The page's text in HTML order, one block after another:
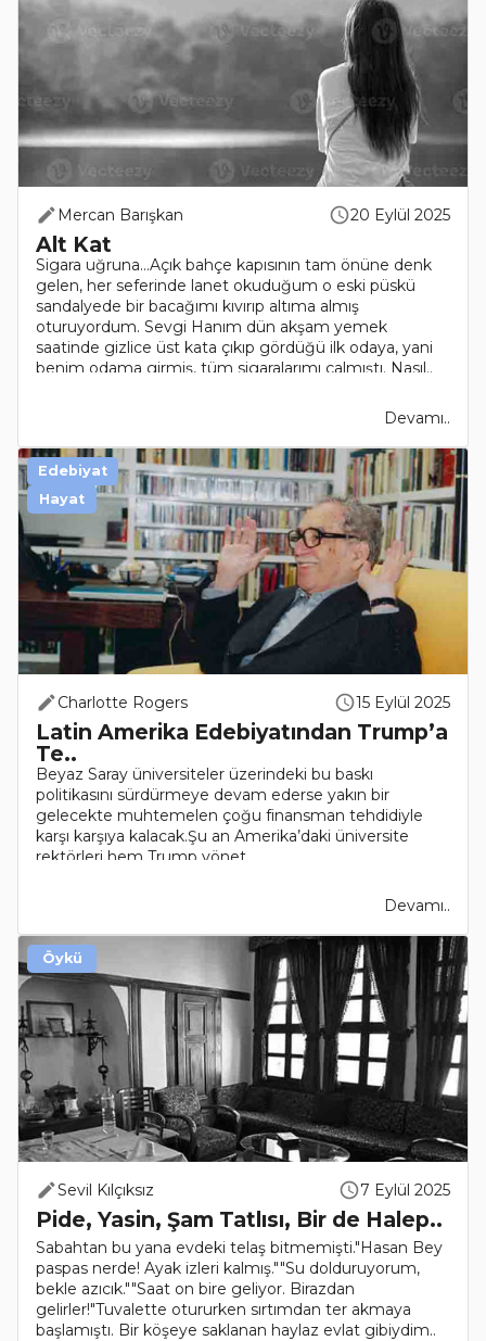
Mercan Barışkan 20 Eylül 2025
Alt Kat
Sigara uğruna…Açık bahçe kapısının tam önüne denk
gelen, her seferinde lanet okuduğum o eski püskü
sandalyede bir bacağımı kıvırıp altıma almış
oturuyordum. Sevgi Hanım dün akşam yemek
saatinde gizlice üst kata çıkıp gördüğü ilk odaya, yani
benim odama girmiş, tüm sigaralarımı çalmıştı. Nasıl..
Devamı..
Charlotte Rogers 15 Eylül 2025
Latin Amerika Edebiyatından Trump’a
Te..
Beyaz Saray üniversiteler üzerindeki bu baskı
politikasını sürdürmeye devam ederse yakın bir
gelecekte muhtemelen çoğu finansman tehdidiyle
karşı karşıya kalacak.Şu an Amerika’daki üniversite
rektörleri hem Trump yönet..
Devamı..
Edebiyat
Hayat
Sevil Kılçıksız 7 Eylül 2025
Pide, Yasin, Şam Tatlısı, Bir de Halep..
Sabahtan bu yana evdeki telaş bitmemişti."Hasan Bey
paspas nerde! Ayak izleri kalmış.""Su dolduruyorum,
bekle azıcık.""Saat on bire geliyor. Birazdan
gelirler!"Tuvalette otururken sırtımdan ter akmaya
başlamıştı. Bir köşeye saklanan haylaz evlat gibiydim..
Öykü